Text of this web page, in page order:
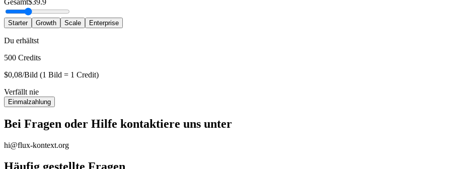
Gesamt$39.9
Starter Growth Scale Enterprise
Du erhältst
500 Credits
$0,08/Bild (1 Bild = 1 Credit)
Verfällt nie
Einmalzahlung
Bei Fragen oder Hilfe kontaktiere uns unter
hi@flux-kontext.org
Häufig gestellte Fragen